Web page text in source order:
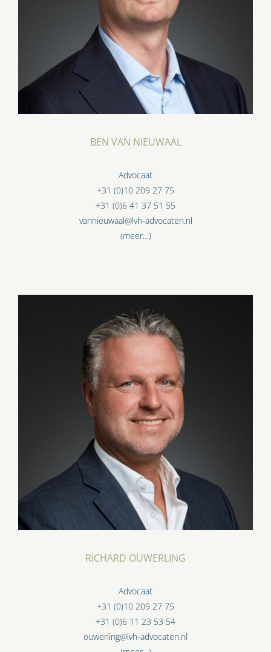
BEN VAN NIEUWAAL
Advocaat
+31 (0)10 209 27 75
+31 (0)6 41 37 51 55
vannieuwaal@lvh-advocaten.nl
(meer…)
RICHARD OUWERLING
Advocaat
+31 (0)10 209 27 75
+31 (0)6 11 23 53 54
ouwerling@lvh-advocaten.nl